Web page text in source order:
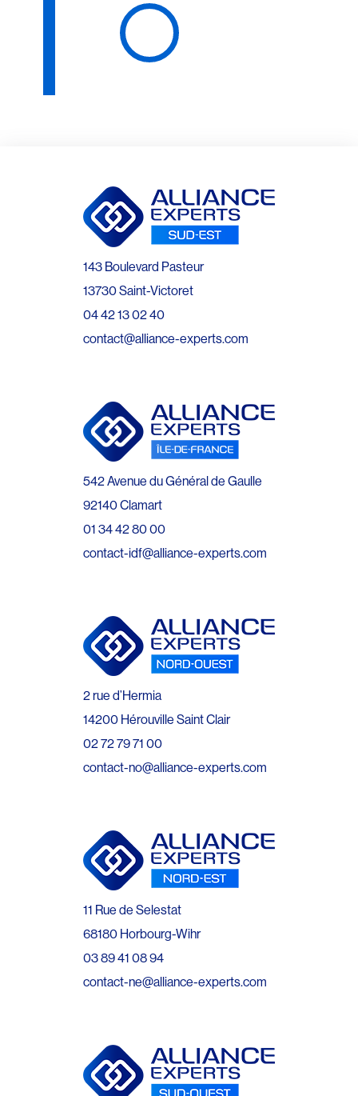
143 Boulevard Pasteur
13730 Saint-Victoret
04 42 13 02 40
contact@alliance-experts.com
542 Avenue du Général de Gaulle
92140 Clamart
01 34 42 80 00
contact-idf@alliance-experts.com
2 rue d’Hermia
14200 Hérouville Saint Clair
02 72 79 71 00
contact-no@alliance-experts.com
11 Rue de Selestat
68180 Horbourg-Wihr
03 89 41 08 94
contact-ne@alliance-experts.com